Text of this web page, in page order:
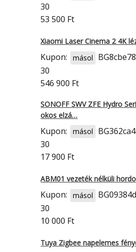
30
53 500 Ft
Xiaomi Laser Cinema 2 4K
Kupon: másol BG8cbe78
30
546 900 Ft
SONOFF SWV ZFE Hydro
okos elzá…
Kupon: másol BG362ca4
30
17 900 Ft
ABM01 vezeték nélküli
Kupon: másol BG09384d
30
10 000 Ft
Tuya Zigbee napelemes